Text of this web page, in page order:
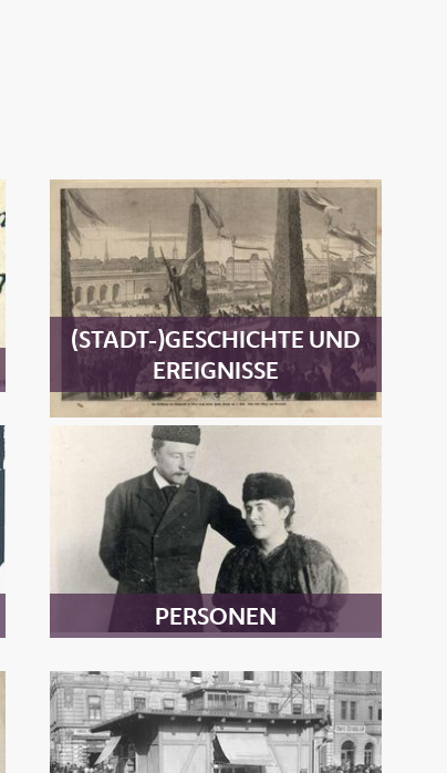
(STADT-)GESCHICHTE UND
EREIGNISSE
PERSONEN